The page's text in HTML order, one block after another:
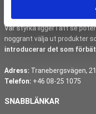
Vi är inte en volymaktör. Vi
tandvården.
Vår styrka ligger i att se
noggrant välja ut produkter
introducerar det som
Adress: Tranebergsvägen,
Telefon: +46 08-25 1075
SNABBLÄNKAR